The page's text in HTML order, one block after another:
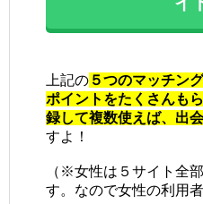
上記の ５つのマッチン
ポイントをたくさんも
録して複数使えば、出
すよ！
（※女性は５サイト全
す。なので女性の利用